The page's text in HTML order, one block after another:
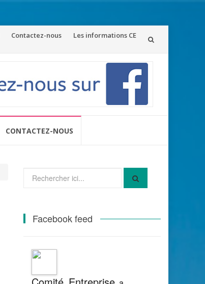
Contactez-nous Les informations CE
CONTACTEZ-NOUS
pour
Facebook feed